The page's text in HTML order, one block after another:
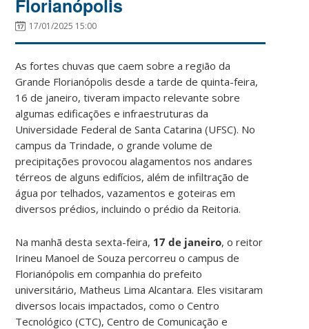
Florianópolis
17/01/2025 15:00
As fortes chuvas que caem sobre a região da
Grande Florianópolis desde a tarde de quinta-feira,
16 de janeiro, tiveram impacto relevante sobre
algumas edificações e infraestruturas da
Universidade Federal de Santa Catarina (UFSC). No
campus da Trindade, o grande volume de
precipitações provocou alagamentos nos andares
térreos de alguns edifícios, além de infiltração de
água por telhados, vazamentos e goteiras em
diversos prédios, incluindo o prédio da Reitoria.
Na manhã desta sexta-feira, 17 de janeiro, o reitor
Irineu Manoel de Souza percorreu o campus de
Florianópolis em companhia do prefeito
universitário, Matheus Lima Alcantara. Eles visitaram
diversos locais impactados, como o Centro
Tecnológico (CTC), Centro de Comunicação e